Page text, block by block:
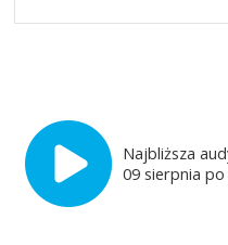
Najbliższa
09 sierpnia